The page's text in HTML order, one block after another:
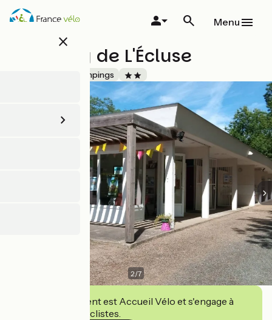
Aller
au
close
Menu
Camping de L'Écluse
Campings
2/7
Cet établissement est Accueil Vélo et s'engage à
accueillir des cyclistes.